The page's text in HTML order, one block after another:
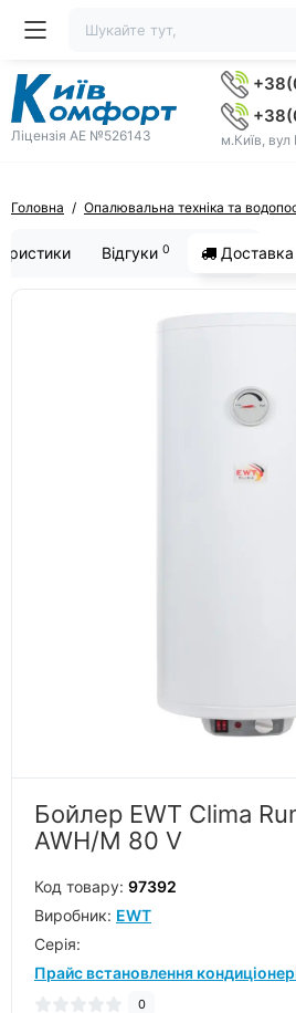
Ліцензія AE №526143 м.Київ,
Головна Опалювальна техніка та
Відгуки 0 Доставка
Бойлер EWT Clima
AWH/M 80 V
Код товару: 97392
Виробник: EWT
Серiя:
Прайс встановлення
0